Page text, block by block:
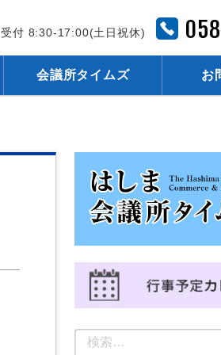
受付 8:30-17:00(土日祝休)
会議所タイムズ お